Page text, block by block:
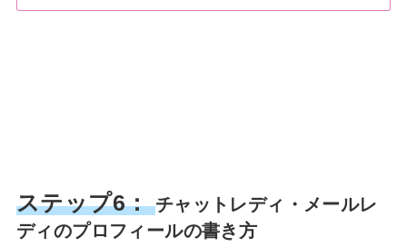
ステップ6： チャットレディ・メールレ
ディのプロフィールの書き方